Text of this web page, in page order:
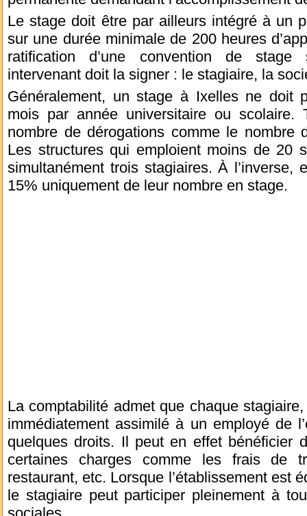
Le stage doit être par ailleurs intégré à un
sur une durée minimale de 200 heures
ratification d’une convention de stage
intervenant doit la signer : le stagiaire, la
Généralement, un stage à Ixelles ne doit
mois par année universitaire ou scolaire.
nombre de dérogations comme le nombre
Les structures qui emploient moins de 20
simultanément trois stagiaires. À l’inverse,
15% uniquement de leur nombre en stage.
La comptabilité admet que chaque
immédiatement assimilé à un employé de
quelques droits. Il peut en effet bénéficier
certaines charges comme les frais de
restaurant, etc. Lorsque l’établissement est
le stagiaire peut participer pleinement à